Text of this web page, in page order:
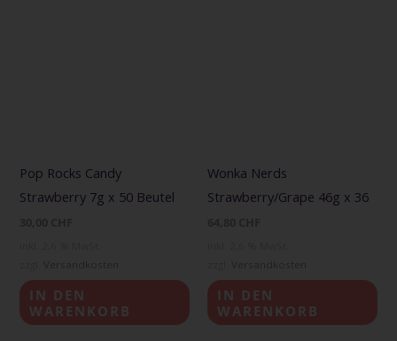
Pop Rocks Candy
Strawberry 7g x 50 Beutel
IN DEN
WARENKORB
Wonka Nerds
Strawberry/Grape 46g x 36
IN DEN
WARENKORB